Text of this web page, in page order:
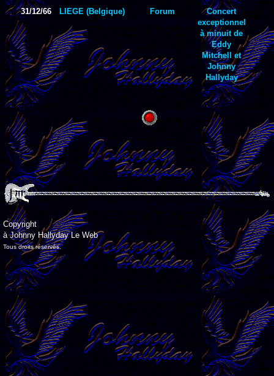
31/12/66 LIEGE (Belgique) Forum
Concert
exceptionnel
à minuit de
Eddy
Mitchell et
Johnny
Hallyday
Copyright
à Johnny Hallyday Le Web
Tous droits réservés.